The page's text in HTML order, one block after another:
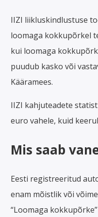
IIZI liikluskindlustuse
loomaga kokkupõrkel
kui loomaga
puudub kasko või
Kääramees.
IIZI kahjuteadete
euro vahele, kuid
Mis saab
Eesti registreeritud
enam mõistlik või
“Loomaga